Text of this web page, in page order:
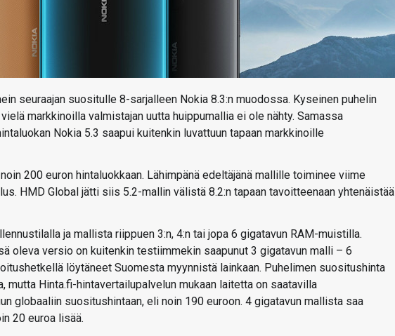
seuraajan suositulle 8-sarjalleen Nokia 8.3:n muodossa. Kyseinen puhelin
markkinoilla valmistajan uutta huippumallia ei ole nähty. Samassa
Nokia 5.3 saapui kuitenkin luvattuun tapaan markkinoille
200 euron hintaluokkaan. Lähimpänä edeltäjänä mallille toiminee viime
HMD Global jätti siis 5.2-mallin välistä 8.2:n tapaan tavoitteenaan yhtenäistää
ja mallista riippuen 3:n, 4:n tai jopa 6 gigatavun RAM-muistilla.
oleva versio on kuitenkin testiimmekin saapunut 3 gigatavun malli – 6
löytäneet Suomesta myynnistä lainkaan. Puhelimen suositushinta
mutta Hinta.fi-hintavertailupalvelun mukaan laitetta on saatavilla
globaaliin suositushintaan, eli noin 190 euroon. 4 gigatavun mallista saa
20 euroa lisää.